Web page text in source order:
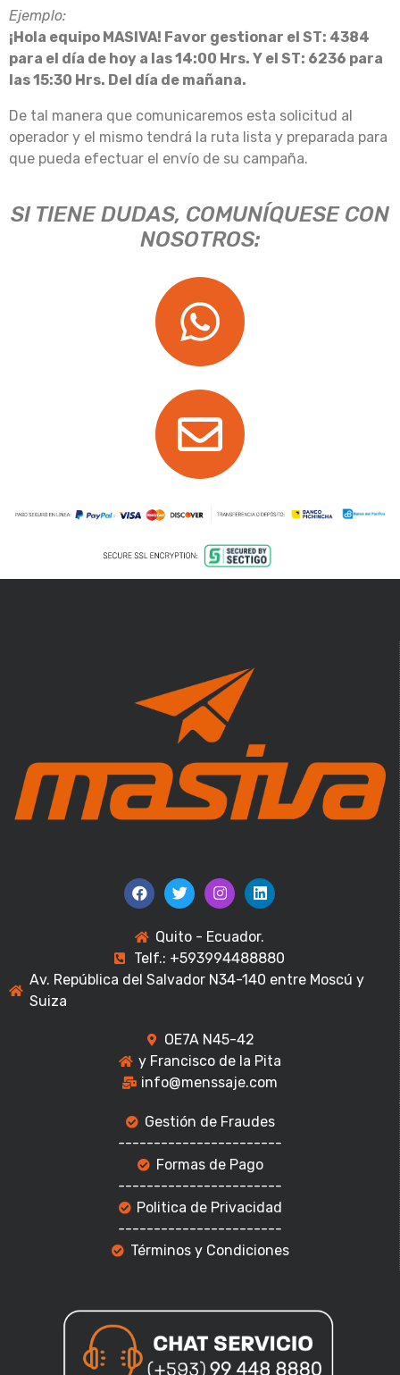
Ejemplo:
¡Hola equipo MASIVA! Favor gestionar el ST: 4384
para el día de hoy a las 14:00 Hrs. Y el ST: 6236 para
las 15:30 Hrs. Del día de mañana.
De tal manera que comunicaremos esta solicitud al
operador y el mismo tendrá la ruta lista y preparada para
que pueda efectuar el envío de su campaña.
SI TIENE DUDAS, COMUNÍQUESE CON
NOSOTROS:
Quito - Ecuador.
Telf.: +593994488880
Av. República del Salvador N34-140 entre Moscú y
Suiza
OE7A N45-42
y Francisco de la Pita
info@menssaje.com
Gestión de Fraudes
-----------------------
Formas de Pago
-----------------------
Politica de Privacidad
-----------------------
Términos y Condiciones